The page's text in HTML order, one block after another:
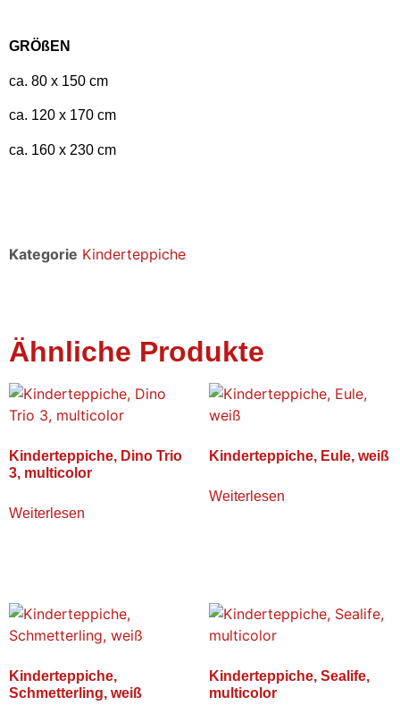
GRÖßEN
ca. 80 x 150 cm
ca. 120 x 170 cm
ca. 160 x 230 cm
Kategorie Kinderteppiche
Ähnliche Produkte
Kinderteppiche, Dino Trio
3, multicolor
Weiterlesen
Kinderteppiche, Eule, weiß
Weiterlesen
Kinderteppiche,
Schmetterling, weiß
Kinderteppiche, Sealife,
multicolor